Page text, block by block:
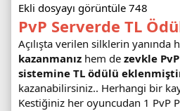
Ekli dosyayı görüntüle 748
PvP Serverde TL
Açılışta verilen silklerin yanında
kazanmanız hem de zevkle
sistemine TL ödülü
kazanabilirsiniz.. Herhangi bir
Kestiğiniz her oyuncudan 1 PvP